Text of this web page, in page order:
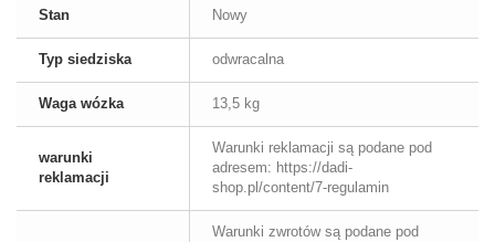
Stan Nowy
Typ siedziska odwracalna
Waga wózka 13,5 kg
warunki
reklamacji
Warunki reklamacji są podane pod
adresem: https://dadi-
shop.pl/content/7-regulamin
Warunki zwrotów są podane pod